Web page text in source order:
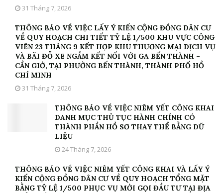
31 Tháng 7, 2026
THÔNG BÁO VỀ VIỆC LẤY Ý KIẾN CỘNG ĐỒNG DÂN CƯ
VỀ QUY HOẠCH CHI TIẾT TỶ LỆ 1/500 KHU VỰC CÔNG
VIÊN 23 THÁNG 9 KẾT HỢP KHU THƯƠNG MẠI DỊCH VỤ
VÀ BÃI ĐỖ XE NGẦM KẾT NỐI VỚI GA BẾN THÀNH –
CẦN GIỜ, TẠI PHƯỜNG BẾN THÀNH, THÀNH PHỐ HỒ
CHÍ MINH
31 Tháng 7, 2026
THÔNG BÁO VỀ VIỆC NIÊM YẾT CÔNG KHAI
DANH MỤC THỦ TỤC HÀNH CHÍNH CÓ
THÀNH PHẦN HỒ SƠ THAY THỂ BẰNG DỮ
LIỆU
24 Tháng 7, 2026
THÔNG BÁO VỀ VIỆC NIÊM YẾT CÔNG KHAI VÀ LẤY Ý
KIẾN CỘNG ĐỒNG DÂN CƯ VỀ QUY HOẠCH TỔNG MẶT
BẰNG TỶ LỆ 1/500 PHỤC VỤ MỜI GỌI ĐẦU TƯ TẠI ĐỊA